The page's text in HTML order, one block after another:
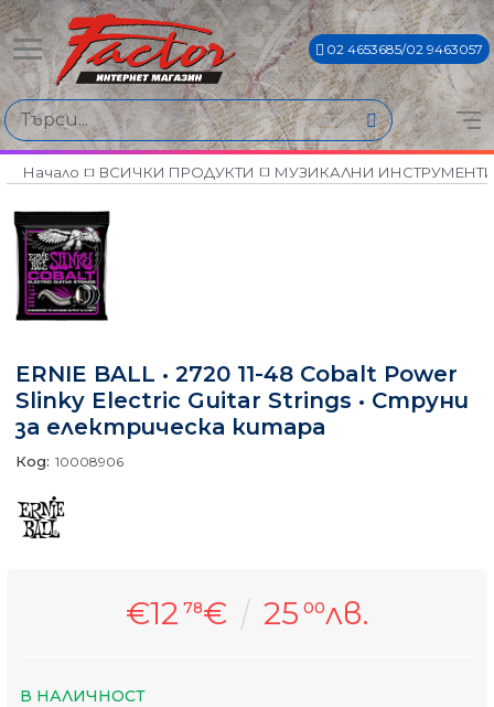
02 4653685/02 9463057
Начало ВСИЧКИ ПРОДУКТИ МУЗИКАЛНИ
ERNIE BALL • 2720 11-48 Cobalt Power
Slinky Electric Guitar Strings • Струни
за електрическа китара
Код: 10008906
€12 78€ 25 00лв.
В НАЛИЧНОСТ